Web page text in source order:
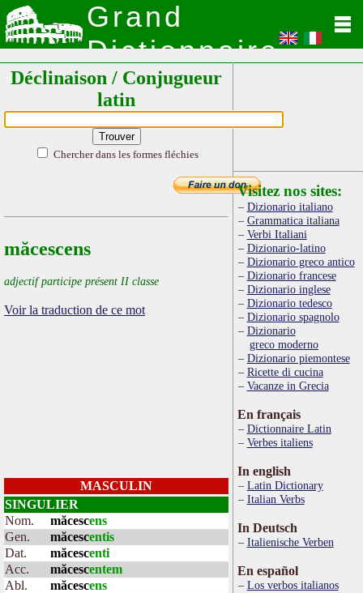
Grand
Dictionnaire
Latin
Déclinaison / Conjugueur
latin
Chercher dans les formes fléchies
măcescens
adjectif participe présent II classe
Voir la traduction de ce mot
MASCULIN
SINGULIER
Nom.
măcescens
Gen.
măcescentis
Dat.
măcescenti
Acc.
măcescentem
Abl.
măcescens
Visitez nos sites:
Dizionario italiano
Grammatica italiana
Verbi Italiani
Dizionario-latino
Dizionario greco antico
Dizionario francese
Dizionario inglese
Dizionario tedesco
Dizionario spagnolo
Dizionario
greco moderno
Dizionario piemontese
Ricette di cucina
Vacanze in Grecia
En français
Dictionnaire Latin
Verbes italiens
In english
Latin Dictionary
Italian Verbs
In Deutsch
Italienische Verben
En español
Los verbos italianos